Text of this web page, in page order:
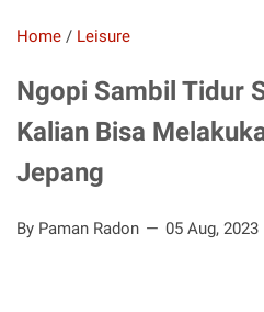
Home / Leisure
Ngopi Sambil Tidur
Kalian Bisa
Jepang
By Paman Radon 05 Aug, 2023